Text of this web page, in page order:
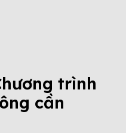
trình
cần